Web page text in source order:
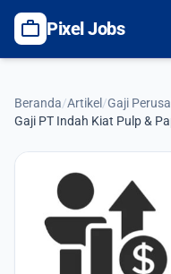
work Pixel Jobs
Beranda/Artikel /Gaji
Gaji PT Indah Kiat Pulp &